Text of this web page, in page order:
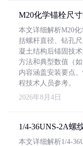
M20化学锚栓尺
本文详细解析M20
括螺杆直径、钻孔
凝土结构后锚固技
方法和典型数值（如
内容涵盖安装要点
程技术人员参考。
2026年8月4日
1/4-36UNS-2A螺
本文详细解析1/4-